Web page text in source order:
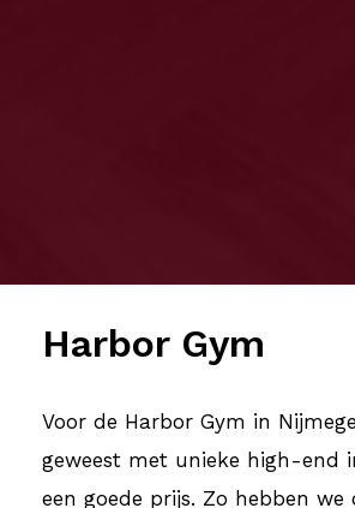
juni 15, 2022
Harbor Gym
Voor de Harbor Gym in
geweest met unieke high-end
een goede prijs. Zo hebben we